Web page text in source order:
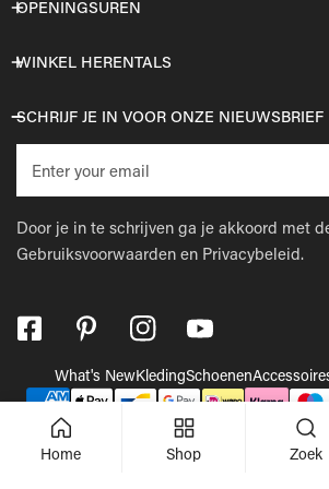
OPENINGSUREN
WINKEL HERENTALS
SCHRIJF JE IN VOOR ONZE NIEUWSBRIEF
mail
Door je in te schrijven ga je akkoord met
Gebruiksvoorwaarden en Privacybeleid.
© 2026, Powered by Shopify
What's NewKledingSchoenen
Betaalmethodes
Home Shop Zoek